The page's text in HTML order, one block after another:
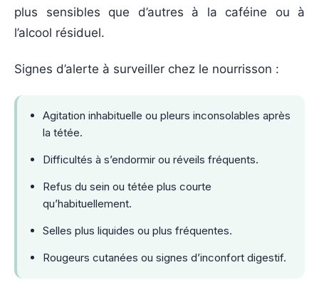
plus sensibles que d’autres à la caféine ou à
l’alcool résiduel.
Signes d’alerte à surveiller chez le nourrisson :
Agitation inhabituelle ou pleurs inconsolables après
la tétée.
Difficultés à s’endormir ou réveils fréquents.
Refus du sein ou tétée plus courte
qu’habituellement.
Selles plus liquides ou plus fréquentes.
Rougeurs cutanées ou signes d’inconfort digestif.